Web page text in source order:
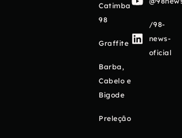
Catimba
98
Graffite
Barba,
Cabelo e
Bigode
Preleção
/98-
news-
oficial